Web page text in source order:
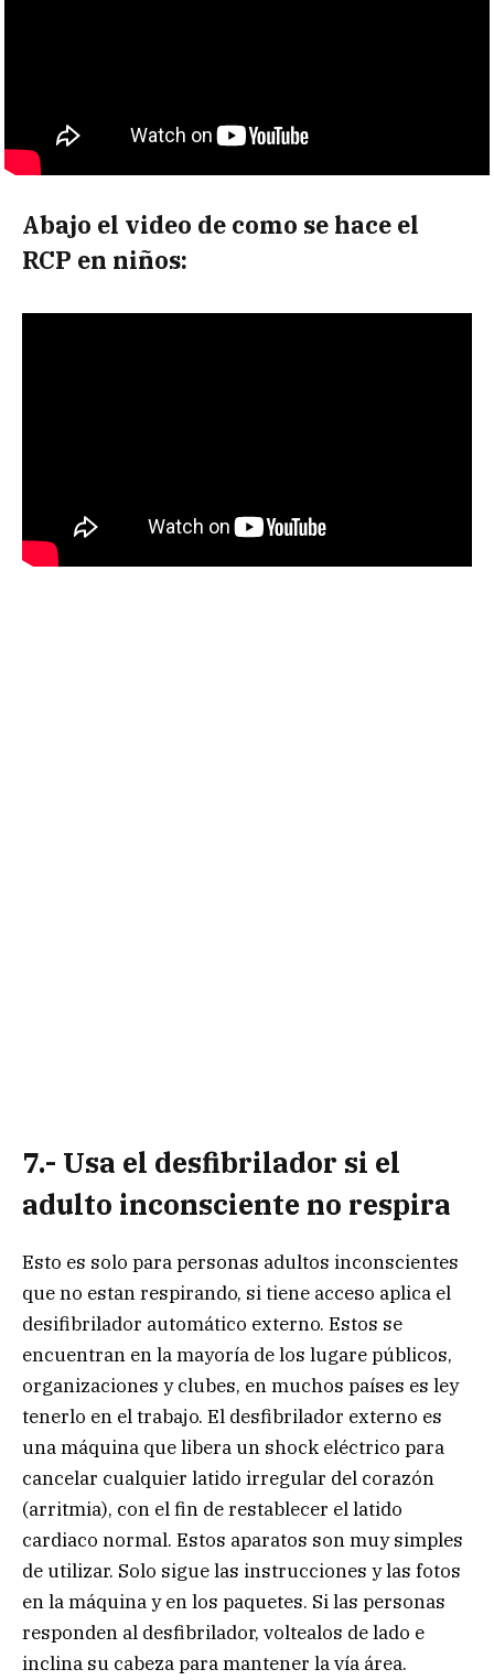
Abajo el video de como se hace el
RCP en niños:
7.- Usa el desfibrilador si el
adulto inconsciente no respira
Esto es solo para personas adultos inconscientes
que no estan respirando, si tiene acceso aplica el
desifibrilador automático externo. Estos se
encuentran en la mayoría de los lugare públicos,
organizaciones y clubes, en muchos países es ley
tenerlo en el trabajo. El desfibrilador externo es
una máquina que libera un shock eléctrico para
cancelar cualquier latido irregular del corazón
(arritmia), con el fin de restablecer el latido
cardiaco normal. Estos aparatos son muy simples
de utilizar. Solo sigue las instrucciones y las fotos
en la máquina y en los paquetes. Si las personas
responden al desfibrilador, voltealos de lado e
inclina su cabeza para mantener la vía área.